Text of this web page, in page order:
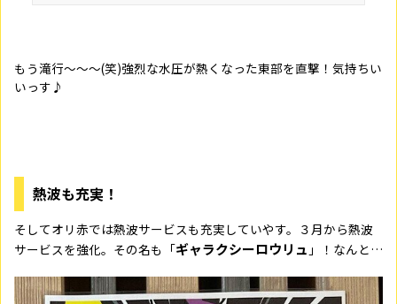
もう滝行～～～(笑)強烈な水圧が熱くなった東部を直撃！気持ちい
いっす♪
熱波も充実！
そしてオリ赤では熱波サービスも充実していやす。３月から熱波
サービスを強化。その名も「ギャラクシーロウリュ 」！なんと…